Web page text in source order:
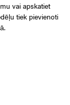
vai apskatiet
tiek pievienoti